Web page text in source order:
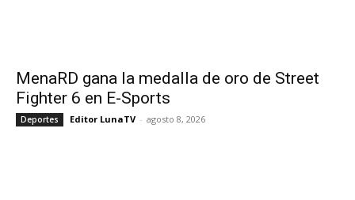
MenaRD gana la medalla de oro de Street
Fighter 6 en E-Sports
Deportes Editor LunaTV - agosto 8, 2026